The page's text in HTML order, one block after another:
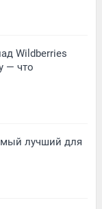
Wildberries
— что
лучший для